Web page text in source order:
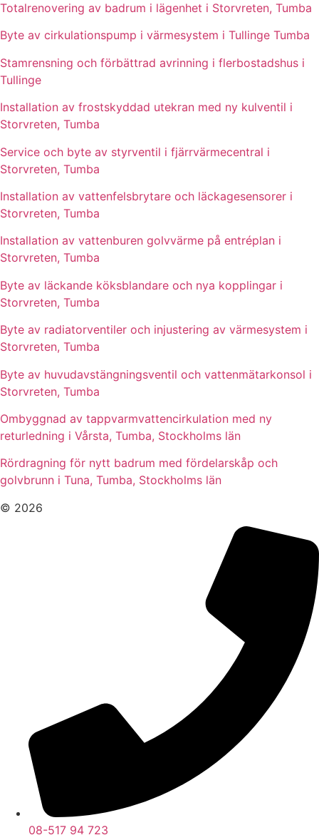
Totalrenovering av badrum i lägenhet i Storvreten, Tumba
Byte av cirkulationspump i värmesystem i Tullinge Tumba
Stamrensning och förbättrad avrinning i flerbostadshus i
Tullinge
Installation av frostskyddad utekran med ny kulventil i
Storvreten, Tumba
Service och byte av styrventil i fjärrvärmecentral i
Storvreten, Tumba
Installation av vattenfelsbrytare och läckagesensorer i
Storvreten, Tumba
Installation av vattenburen golvvärme på entréplan i
Storvreten, Tumba
Byte av läckande köksblandare och nya kopplingar i
Storvreten, Tumba
Byte av radiatorventiler och injustering av värmesystem i
Storvreten, Tumba
Byte av huvudavstängningsventil och vattenmätarkonsol i
Storvreten, Tumba
Ombyggnad av tappvarmvattencirkulation med ny
returledning i Vårsta, Tumba, Stockholms län
Rördragning för nytt badrum med fördelarskåp och
golvbrunn i Tuna, Tumba, Stockholms län
© 2026
08-517 94 723